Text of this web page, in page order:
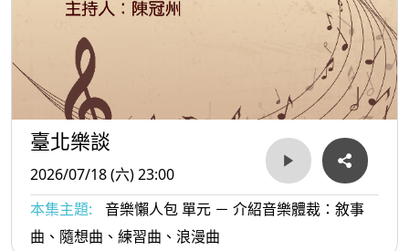
臺北樂談
2026/07/18 (六) 23:00
本集主題:
音樂懶人包 單元 － 介紹音樂體裁：敘事
曲、隨想曲、練習曲、浪漫曲